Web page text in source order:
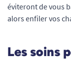
éviteront de vous
alors enfiler vos
Les soins